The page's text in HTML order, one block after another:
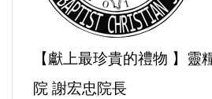
【獻上最珍貴的禮物 】靈
院 謝宏忠院長